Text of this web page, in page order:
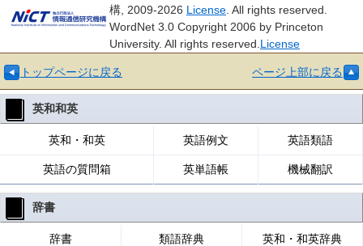
構, 2009-2026 License . All rights reserved.
WordNet 3.0 Copyright 2006 by Princeton
University. All rights reserved. License
トップページに戻る ページ上部に戻る
英和和英
英和・和英 英語例文 英語類語
英語の質問箱 英単語帳 機械翻訳
辞書
辞書 類語辞典 英和・和英辞典